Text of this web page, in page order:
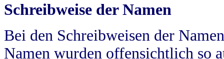
Schreibweise der Namen
Bei den Schreibweisen der
Namen wurden offensichtlich so